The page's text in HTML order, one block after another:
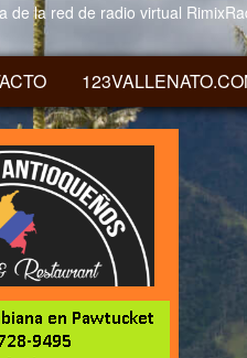
de la red de radio virtual